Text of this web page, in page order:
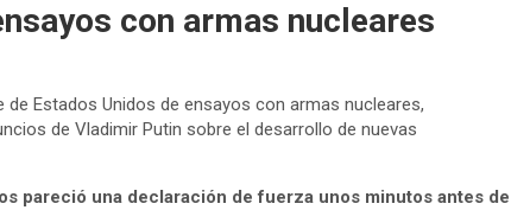
con armas nucleares
Estados Unidos de ensayos con armas nucleares,
de Vladimir Putin sobre el desarrollo de nuevas
pareció una declaración de fuerza unos minutos antes de